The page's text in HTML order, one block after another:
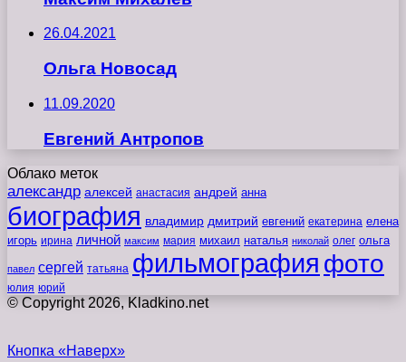
26.04.2021
Ольга Новосад
11.09.2020
Евгений Антропов
Облако меток
александр алексей анастасия андрей анна
биография владимир дмитрий евгений екатерина елена
игорь ирина личной максим мария михаил наталья николай олег ольга
павел сергей татьяна фильмография фото
юлия юрий
© Copyright 2026, Kladkino.net
Кнопка «Наверх»